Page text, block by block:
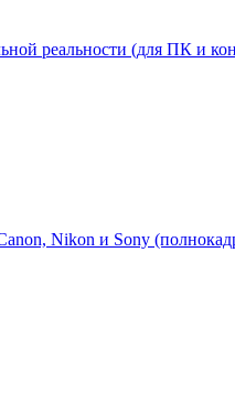
реальности (для ПК и
Nikon и Sony